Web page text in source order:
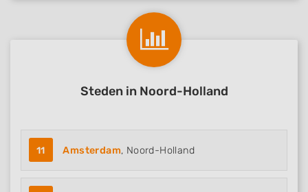
Steden in Noord-Holland
11 Amsterdam, Noord-Holland